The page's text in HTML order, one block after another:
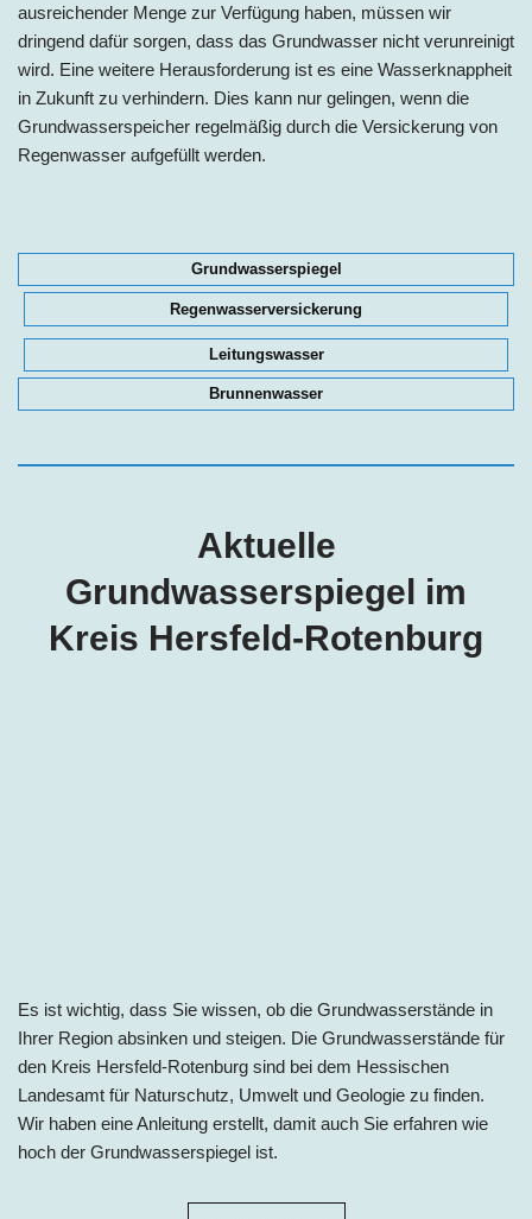
ausreichender Menge zur Verfügung haben, müssen wir
dringend dafür sorgen, dass das Grundwasser nicht verunreinigt
wird. Eine weitere Herausforderung ist es eine Wasserknappheit
in Zukunft zu verhindern. Dies kann nur gelingen, wenn die
Grundwasserspeicher regelmäßig durch die Versickerung von
Regenwasser aufgefüllt werden.
Grundwasserspiegel
Regenwasserversickerung
Leitungswasser
Brunnenwasser
Aktuelle
Grundwasserspiegel im
Kreis Hersfeld-Rotenburg
Es ist wichtig, dass Sie wissen, ob die Grundwasserstände in
Ihrer Region absinken und steigen. Die Grundwasserstände für
den Kreis Hersfeld-Rotenburg sind bei dem Hessischen
Landesamt für Naturschutz, Umwelt und Geologie zu finden.
Wir haben eine Anleitung erstellt, damit auch Sie erfahren wie
hoch der Grundwasserspiegel ist.